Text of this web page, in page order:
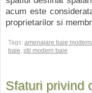
acum este
proprietarilor si
Tags: amenajare baie
baie, stil modern baie
Sfaturi privind